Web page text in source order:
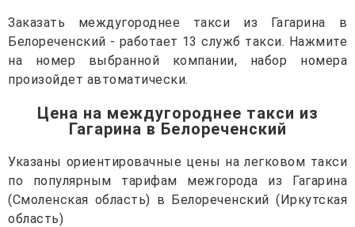
Заказать междугороднее такси из Гагарина в
Белореченский - работает 13 служб такси. Нажмите
на номер выбранной компании, набор номера
произойдет автоматически.
Цена на междугороднее такси из
Гагарина в Белореченский
Указаны ориентировачные цены на легковом такси
по популярным тарифам межгорода из Гагарина
(Смоленская область) в Белореченский (Иркутская
область)